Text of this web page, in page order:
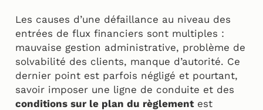
Les causes d’une défaillance au niveau des
entrées de flux financiers sont multiples :
mauvaise gestion administrative, problème de
solvabilité des clients, manque d’autorité. Ce
dernier point est parfois négligé et pourtant,
savoir imposer une ligne de conduite et des
conditions sur le plan du règlementest